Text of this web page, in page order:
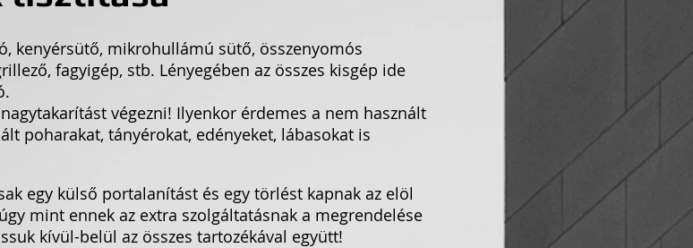
kenyérsütő, mikrohullámú sütő, összenyomós
fagyigép, stb. Lényegében az összes kisgép ide
végezni! Ilyenkor érdemes a nem használt
poharakat, tányérokat, edényeket, lábasokat is
egy külső portalanítást és egy törlést kapnak az elöl
mint ennek az extra szolgáltatásnak a megrendelése
kívül-belül az összes tartozékával együtt!